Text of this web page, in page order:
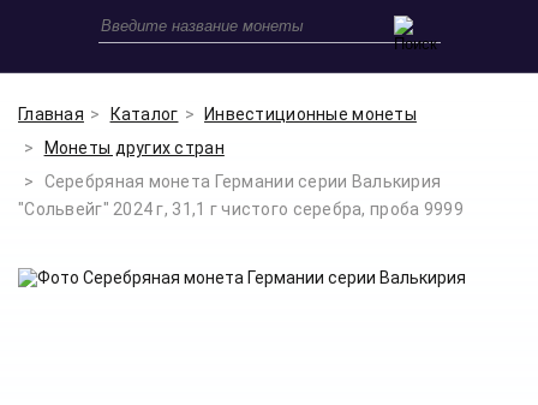
Главная Каталог
Инвестиционные монеты
Монеты других стран
Серебряная монета Германии серии Валькирия
"Сольвейг" 2024 г, 31,1 г чистого серебра, проба 9999